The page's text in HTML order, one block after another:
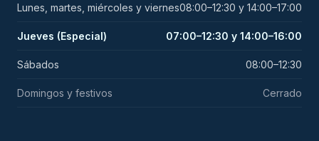
Lunes, martes, miércoles y viernes08:00–12:30 y 14:00–17:00
Jueves (Especial) 07:00–12:30 y 14:00–16:00
Sábados 08:00–12:30
Domingos y festivos Cerrado